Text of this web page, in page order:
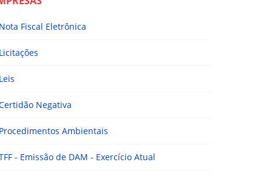
Fiscal Eletrônica
Negativa
Ambientais
- Emissão de DAM - Exercício Atual